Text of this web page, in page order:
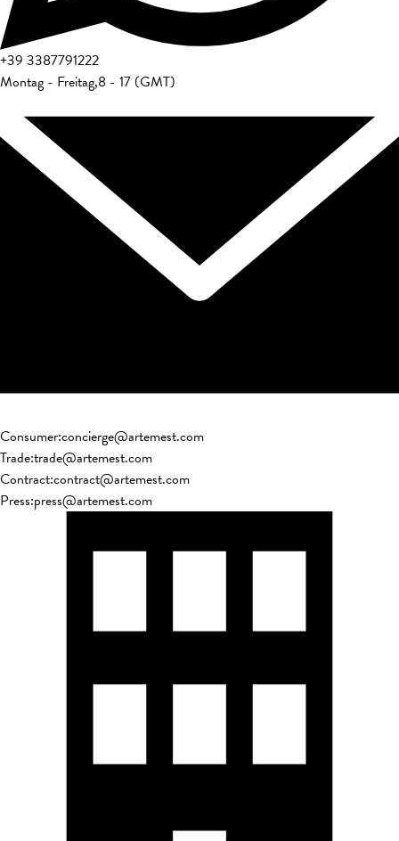
+39 3387791222
Montag - Freitag,8 - 17 (GMT)
Consumer:concierge@artemest.com
Trade:trade@artemest.com
Contract:contract@artemest.com
Press:press@artemest.com